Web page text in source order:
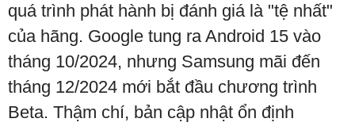
quá trình phát hành bị đánh giá là "tệ nhất"
của hãng. Google tung ra Android 15 vào
tháng 10/2024, nhưng Samsung mãi đến
tháng 12/2024 mới bắt đầu chương trình
Beta. Thậm chí, bản cập nhật ổn định